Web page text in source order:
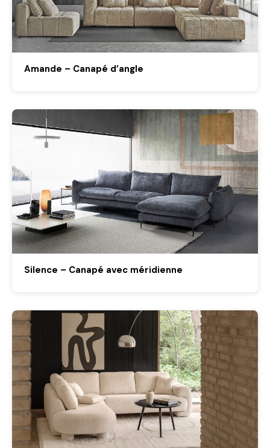
Amande – Canapé d’angle
Silence – Canapé avec méridienne